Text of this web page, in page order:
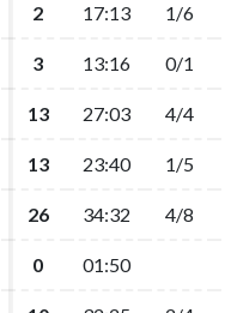
2 17:13 1/6
3 13:16 0/1
13 27:03 4/4
13 23:40 1/5
26 34:32 4/8
0 01:50
2 17:13 1/6
3 13:16 0/1
13 27:03 4/4
13 23:40 1/5
26 34:32 4/8
0 01:50